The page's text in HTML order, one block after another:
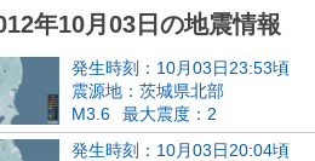
年10月03日の地震情報
発生時刻：10月03日23:53頃
震源地：茨城県北部
M3.6
最大震度：2
発生時刻：10月03日20:04頃